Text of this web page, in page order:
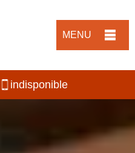
MENU
indisponible